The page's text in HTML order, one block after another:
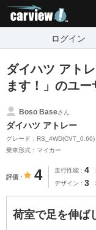
ログイン
ダイハツ アト
ます！」のユ
Boso Baseさん
ダイハツ アトレー
グレード：
乗車形式：マイカー
評価 4 走行性能 4
デザイン 3
荷室で足を伸ば